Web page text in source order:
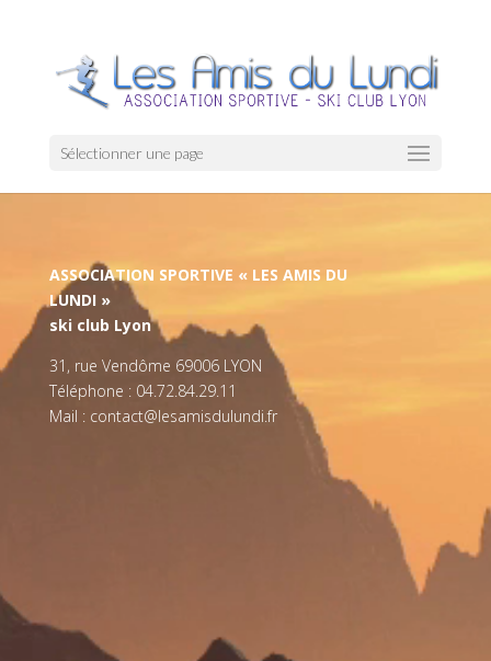
Sélectionner une page
ASSOCIATION SPORTIVE « LES AMIS DU
LUNDI »
ski club Lyon
31, rue Vendôme 69006 LYON
Téléphone : 04.72.84.29.11
Mail : contact@lesamisdulundi.fr